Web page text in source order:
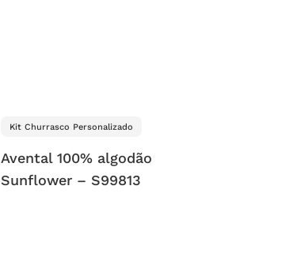
Kit Churrasco Personalizado
Avental 100% algodão
Sunflower – S99813